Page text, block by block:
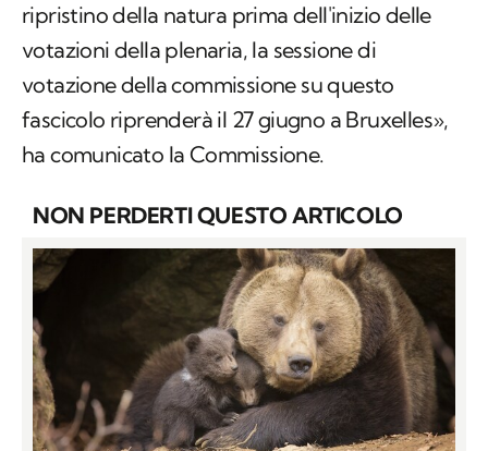
ripristino della natura prima dell'inizio delle
votazioni della plenaria, la sessione di
votazione della commissione su questo
fascicolo riprenderà il 27 giugno a Bruxelles»,
ha comunicato la Commissione.
NON PERDERTI QUESTO ARTICOLO